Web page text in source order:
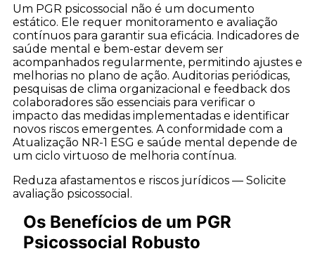
Um PGR psicossocial não é um documento
estático. Ele requer monitoramento e avaliação
contínuos para garantir sua eficácia. Indicadores de
saúde mental e bem-estar devem ser
acompanhados regularmente, permitindo ajustes e
melhorias no plano de ação. Auditorias periódicas,
pesquisas de clima organizacional e feedback dos
colaboradores são essenciais para verificar o
impacto das medidas implementadas e identificar
novos riscos emergentes. A conformidade com a
Atualização NR-1 ESG e saúde mental depende de
um ciclo virtuoso de melhoria contínua.
Reduza afastamentos e riscos jurídicos — Solicite
avaliação psicossocial.
Os Benefícios de um PGR
Psicossocial Robusto